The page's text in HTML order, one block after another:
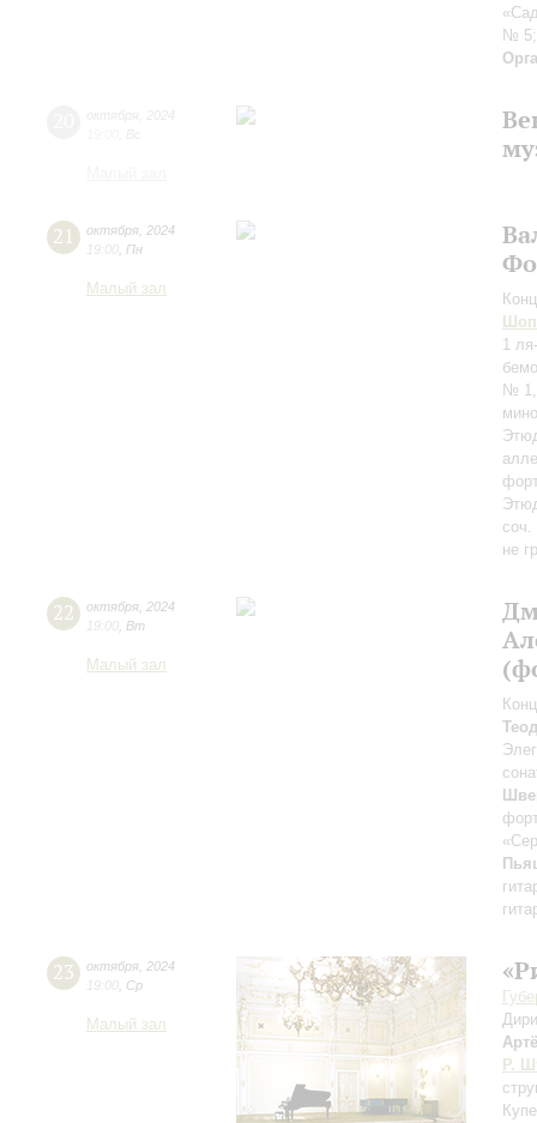
№
21 октября 2024
19:00 Пн
Малый зал
1
№ 1,
не
22 октября 2024
19:00 Вт
Малый зал
23 октября 2024
19:00 Ср
Малый зал
Р.